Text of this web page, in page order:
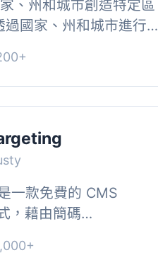
、州和城市創造特定區
國家、州和城市進行網
用WordPress...
一款免費的 CMS
，藉由簡碼
將網站頁面的內容 (標